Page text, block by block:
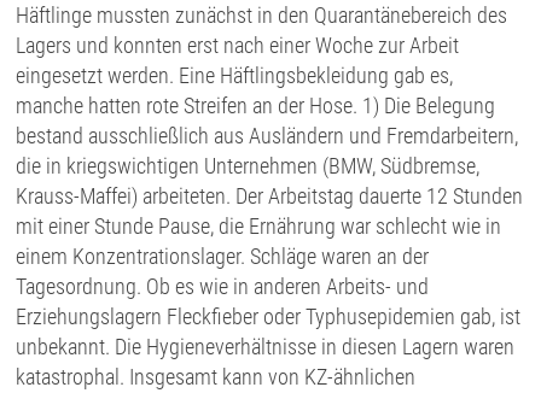
Häftlinge mussten zunächst in den Quarantänebereich des
Lagers und konnten erst nach einer Woche zur Arbeit
eingesetzt werden. Eine Häftlingsbekleidung gab es,
manche hatten rote Streifen an der Hose. 1) Die Belegung
bestand ausschließlich aus Ausländern und Fremdarbeitern,
die in kriegswichtigen Unternehmen (BMW, Südbremse,
Krauss-Maffei) arbeiteten. Der Arbeitstag dauerte 12 Stunden
mit einer Stunde Pause, die Ernährung war schlecht wie in
einem Konzentrationslager. Schläge waren an der
Tagesordnung. Ob es wie in anderen Arbeits- und
Erziehungslagern Fleckfieber oder Typhusepidemien gab, ist
unbekannt. Die Hygieneverhältnisse in diesen Lagern waren
katastrophal. Insgesamt kann von KZ-ähnlichen